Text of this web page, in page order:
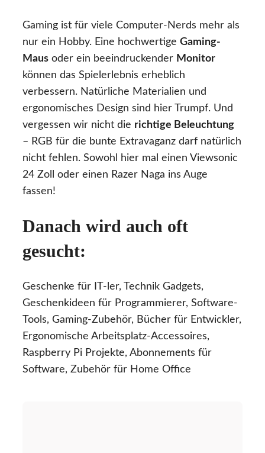
Gaming ist für viele Computer-Nerds mehr als
nur ein Hobby. Eine hochwertige Gaming-
Maus oder ein beeindruckender Monitor
können das Spielerlebnis erheblich
verbessern. Natürliche Materialien und
ergonomisches Design sind hier Trumpf. Und
vergessen wir nicht die richtige Beleuchtung
– RGB für die bunte Extravaganz darf natürlich
nicht fehlen. Sowohl hier mal einen Viewsonic
24 Zoll oder einen Razer Naga ins Auge
fassen!
Danach wird auch oft
gesucht:
Geschenke für IT-ler, Technik Gadgets,
Geschenkideen für Programmierer, Software-
Tools, Gaming-Zubehör, Bücher für Entwickler,
Ergonomische Arbeitsplatz-Accessoires,
Raspberry Pi Projekte, Abonnements für
Software, Zubehör für Home Office